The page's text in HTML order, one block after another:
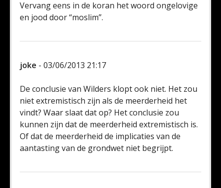
Vervang eens in de koran het woord ongelovige
en jood door “moslim”.
joke - 03/06/2013 21:17
De conclusie van Wilders klopt ook niet. Het zou
niet extremistisch zijn als de meerderheid het
vindt? Waar slaat dat op? Het conclusie zou
kunnen zijn dat de meerderheid extremistisch is.
Of dat de meerderheid de implicaties van de
aantasting van de grondwet niet begrijpt.